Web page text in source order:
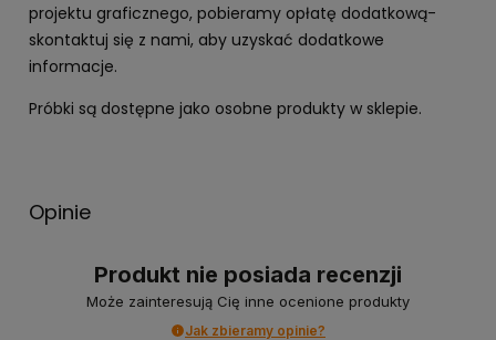
projektu graficznego, pobieramy opłatę dodatkową-
skontaktuj się z nami, aby uzyskać dodatkowe
informacje.
Próbki są dostępne jako osobne produkty w sklepie.
Opinie
Produkt nie posiada recenzji
Może zainteresują Cię inne ocenione produkty
Jak zbieramy opinie?